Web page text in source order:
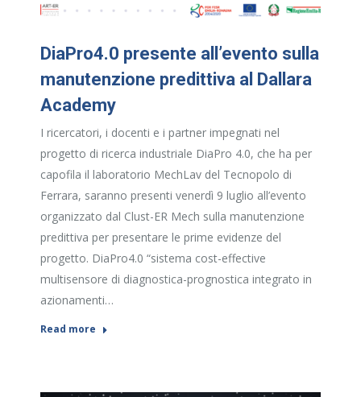
DiaPro4.0 presente all’evento sulla
manutenzione predittiva al Dallara
Academy
I ricercatori, i docenti e i partner impegnati nel
progetto di ricerca industriale DiaPro 4.0, che ha per
capofila il laboratorio MechLav del Tecnopolo di
Ferrara, saranno presenti venerdì 9 luglio all’evento
organizzato dal Clust-ER Mech sulla manutenzione
predittiva per presentare le prime evidenze del
progetto. DiaPro4.0 “sistema cost-effective
multisensore di diagnostica-prognostica integrato in
azionamenti…
Read more